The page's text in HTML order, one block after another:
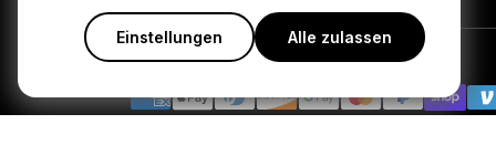
Einstellungen Alle zulassen
wireless handheld
ideal for capturing
audio in a wide range
broadcast and
creation